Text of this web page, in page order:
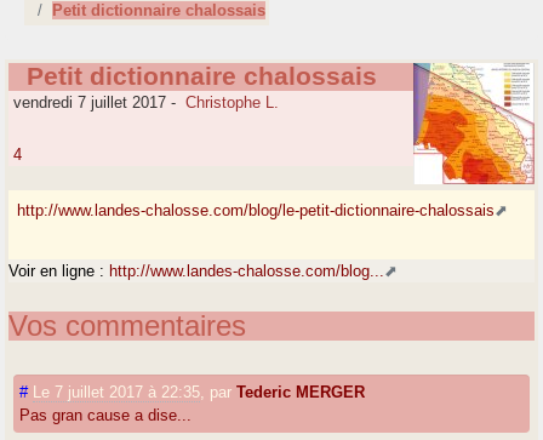
Petit dictionnaire chalossais
Petit dictionnaire chalossais
vendredi 7 juillet 2017 - Christophe L.
4
http://www.landes-chalosse.com/blog/le-petit-dictionnaire-chalossais
Voir en ligne : http://www.landes-chalosse.com/blog...
Vos commentaires
# Le 7 juillet 2017 à 22:35 parTederic MERGER
Pas gran cause a dise...